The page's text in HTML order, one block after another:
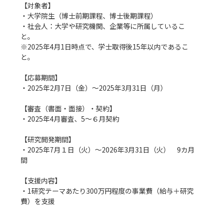
【対象者】
・大学院生（博士前期課程、博士後期課程）
・社会人：大学や研究機関、企業等に所属しているこ
と。
※2025年4月1日時点で、学士取得後15年以内であるこ
と。
【応募期間】
・2025年2月7日（金）〜2025年3月31日（月）
【審査（書面・面接）・契約】
・2025年4月審査、5～６月契約
【研究開発期間】
・2025年7月１日（火）〜2026年3月31日（火）　9カ月
間
【支援内容】
・1研究テーマあたり300万円程度の事業費（給与＋研究
費）を支援